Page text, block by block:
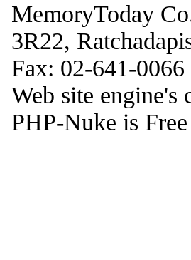
MemoryToday
3R22,
Fax: 02-641-0066
Web site
PHP-Nuke is